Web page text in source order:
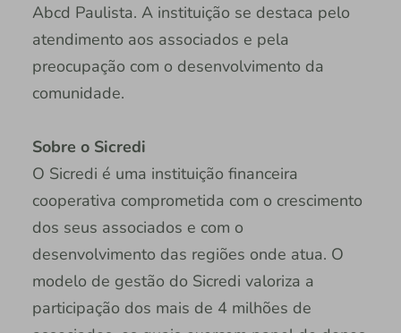
Abcd Paulista. A instituição se destaca pelo
atendimento aos associados e pela
preocupação com o desenvolvimento da
comunidade.
Sobre o Sicredi
O Sicredi é uma instituição financeira
cooperativa comprometida com o crescimento
dos seus associados e com o
desenvolvimento das regiões onde atua. O
modelo de gestão do Sicredi valoriza a
participação dos mais de 4 milhões de